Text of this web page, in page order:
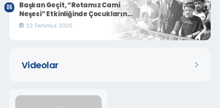
Başkan Geçit, “Rotamız Cami
Neşesi” Etkinliğinde Çocukların
Coşkusuna Ortak Oldu
22 Temmuz 2026
Videolar